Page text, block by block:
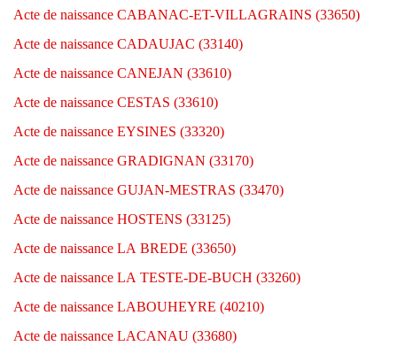
Acte de naissance CABANAC-ET-VILLAGRAINS (33650)
Acte de naissance CADAUJAC (33140)
Acte de naissance CANEJAN (33610)
Acte de naissance CESTAS (33610)
Acte de naissance EYSINES (33320)
Acte de naissance GRADIGNAN (33170)
Acte de naissance GUJAN-MESTRAS (33470)
Acte de naissance HOSTENS (33125)
Acte de naissance LA BREDE (33650)
Acte de naissance LA TESTE-DE-BUCH (33260)
Acte de naissance LABOUHEYRE (40210)
Acte de naissance LACANAU (33680)